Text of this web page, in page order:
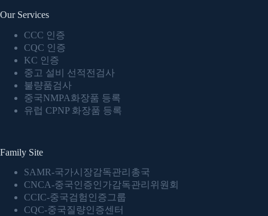
Our Services
CCC 인증
CQC 인증
KC 인증
중고 설비 선적전검사
불량품검사
중국NMPA화장품 등록
유럽 CPNP 화장품 등록
Family Site
SAMR-국가시장감독관리총국
CNCA-중국인증인가감독관리위원회
CCIC-중국검험인증그룹
CQC-중국질량인증센터